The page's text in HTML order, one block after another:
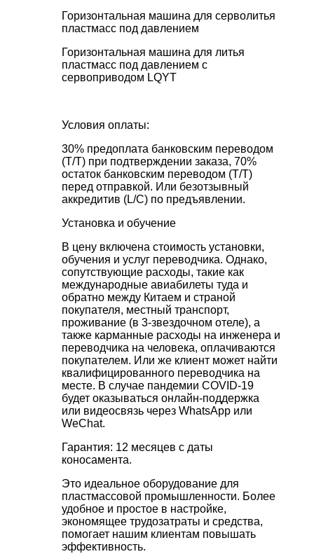
Горизонтальная машина для серволитья
пластмасс под давлением
Горизонтальная машина для литья
пластмасс под давлением с
сервоприводом LQYT
Условия оплаты:
30% предоплата банковским переводом
(T/T) при подтверждении заказа, 70%
остаток банковским переводом (T/T)
перед отправкой. Или безотзывный
аккредитив (L/C) по предъявлении.
Установка и обучение
В цену включена стоимость установки,
обучения и услуг переводчика. Однако,
сопутствующие расходы, такие как
международные авиабилеты туда и
обратно между Китаем и страной
покупателя, местный транспорт,
проживание (в 3-звездочном отеле), а
также карманные расходы на инженера и
переводчика на человека, оплачиваются
покупателем. Или же клиент может найти
квалифицированного переводчика на
месте. В случае пандемии COVID-19
будет оказываться онлайн-поддержка
или видеосвязь через WhatsApp или
WeChat.
Гарантия: 12 месяцев с даты
коносамента.
Это идеальное оборудование для
пластмассовой промышленности. Более
удобное и простое в настройке,
экономящее трудозатраты и средства,
помогает нашим клиентам повышать
эффективность.